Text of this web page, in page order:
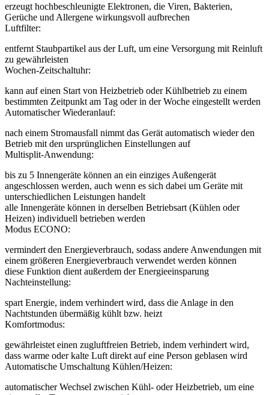
erzeugt hochbeschleunigte Elektronen, die Viren, Bakterien,
Gerüche und Allergene wirkungsvoll aufbrechen
Luftfilter:
entfernt Staubpartikel aus der Luft, um eine Versorgung mit Reinluft
zu gewährleisten
Wochen-Zeitschaltuhr:
kann auf einen Start von Heizbetrieb oder Kühlbetrieb zu einem
bestimmten Zeitpunkt am Tag oder in der Woche eingestellt werden
Automatischer Wiederanlauf:
nach einem Stromausfall nimmt das Gerät automatisch wieder den
Betrieb mit den ursprünglichen Einstellungen auf
Multisplit-Anwendung:
bis zu 5 Innengeräte können an ein einziges Außengerät
angeschlossen werden, auch wenn es sich dabei um Geräte mit
unterschiedlichen Leistungen handelt
alle Innengeräte können in derselben Betriebsart (Kühlen oder
Heizen) individuell betrieben werden
Modus ECONO:
vermindert den Energieverbrauch, sodass andere Anwendungen mit
einem größeren Energieverbrauch verwendet werden können
diese Funktion dient außerdem der Energieeinsparung
Nachteinstellung:
spart Energie, indem verhindert wird, dass die Anlage in den
Nachtstunden übermäßig kühlt bzw. heizt
Komfortmodus:
gewährleistet einen zugluftfreien Betrieb, indem verhindert wird,
dass warme oder kalte Luft direkt auf eine Person geblasen wird
Automatische Umschaltung Kühlen/Heizen:
automatischer Wechsel zwischen Kühl- oder Heizbetrieb, um eine